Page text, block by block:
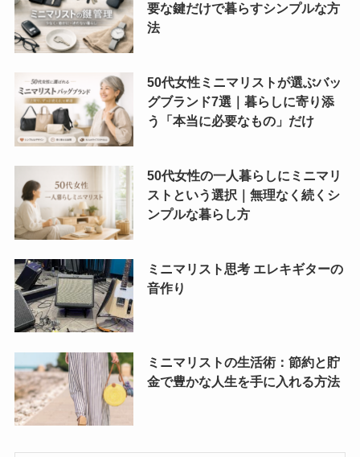
要な鍵だけで暮らすシンプルな方
法
50代女性ミニマリストが選ぶバッ
グブランド7選｜暮らしに寄り添
う「本当に必要なもの」だけ
50代女性の一人暮らしにミニマリ
ストという選択｜無理なく続くシ
ンプルな暮らし方
ミニマリスト思考 エレキギターの
音作り
ミニマリストの生活術：節約と貯
金で豊かな人生を手に入れる方法